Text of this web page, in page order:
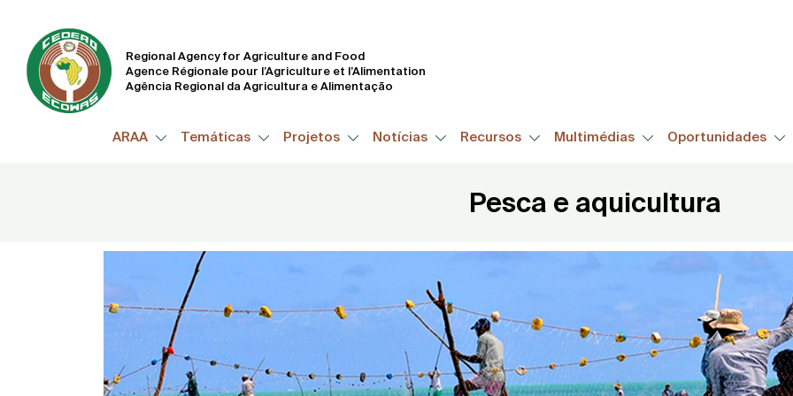
Regional Agency for Agriculture and Food
Agence Régionale pour l’Agriculture et l’Alimentation
Agência Regional da Agricultura e Alimentação
ARAA Temáticas Projetos Notícias Recursos Multimédias Oportunidades
Pesca e aquicultura